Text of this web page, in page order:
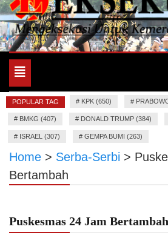
EKSEKUTOR
Mengeksekusi Berita Untuk
Toggle
navigation
POPULAR TAG # KPK (650) #
# BMKG (407) # DONALD TRUMP (384)
# ISRAEL (307) # GEMPA BUMI (263)
Home > Serba-Serbi >
Bertambah
Puskesmas 24 Jam Bertambah